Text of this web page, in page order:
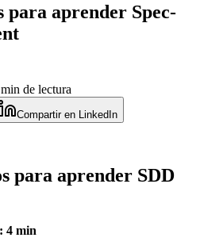
para aprender Spec-
min de lectura
Compartir en LinkedIn
para aprender SDD
4 min